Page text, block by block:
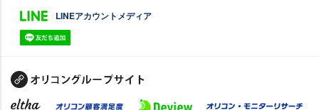
LINEアカウントメディア